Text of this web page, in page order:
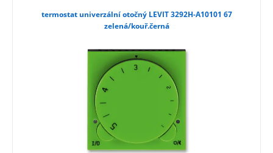
termostat univerzální otočný LEVIT 3292H-A10101 67
zelená/kouř.černá